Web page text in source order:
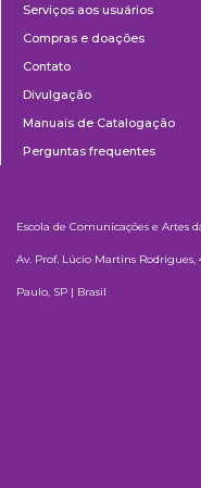
Serviços aos usuários
Compras e doações
Contato
Divulgação
Manuais de Catalogação
Perguntas frequentes
Escola de Comunicações e Artes
Av. Prof. Lúcio Martins Rodrigues,
Paulo, SP | Brasil